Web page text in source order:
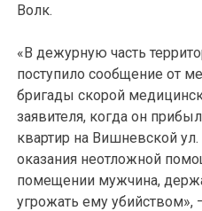
Волк.
«В дежурную часть
поступило сообщение от
бригады скорой
заявителя, когда он
квартир на Вишневской
оказания неотложной
помещении мужчина,
угрожать ему убийством»,